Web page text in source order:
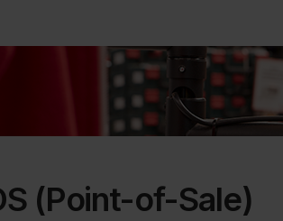
(Point-of-Sale)